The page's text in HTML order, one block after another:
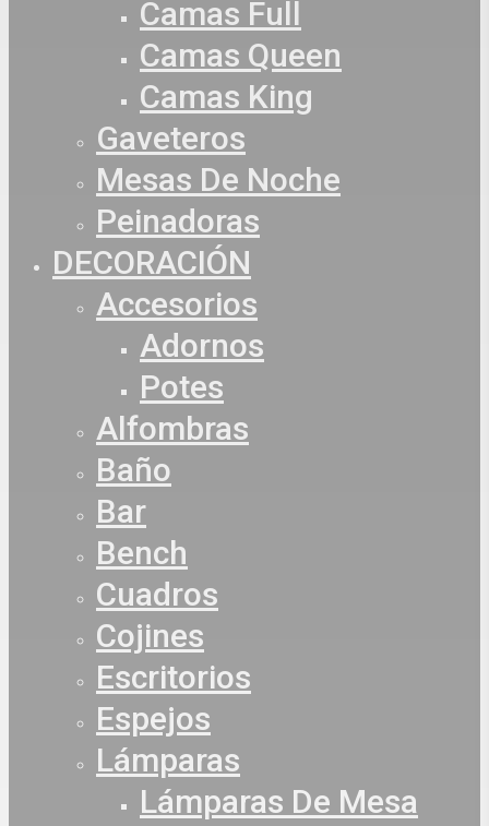
Camas Full
Camas Queen
Camas King
Gaveteros
Mesas De Noche
Peinadoras
DECORACIÓN
Accesorios
Adornos
Potes
Alfombras
Baño
Bar
Bench
Cuadros
Cojines
Escritorios
Espejos
Lámparas
Lámparas De Mesa